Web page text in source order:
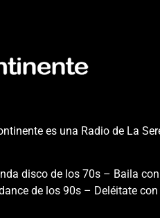
es una Radio de La
disco de los 70s – Baila con
de los 90s – Deléitate con